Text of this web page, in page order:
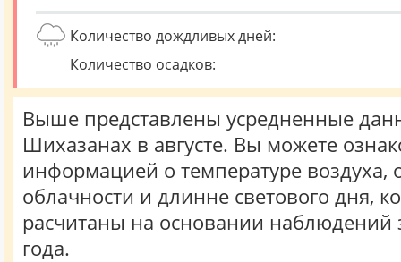
Количество дождливых дней:
Количество осадков:
Выше представлены усредненные
Шихазанах в августе. Вы можете
информацией о температуре воздуха,
облачности и длинне светового дня,
расчитаны на основании наблюдений
года.